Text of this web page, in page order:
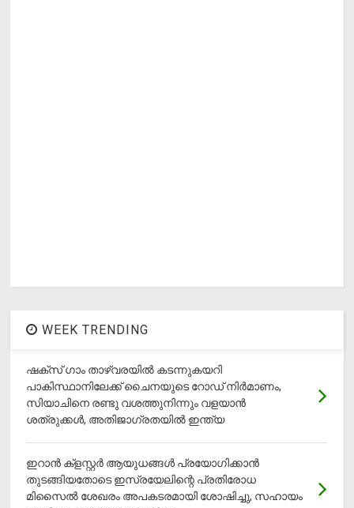
WEEK TRENDING
ഷക്സ് ​ഗാം താഴ്‌വരയിൽ കടന്നുകയറി
പാകിസ്ഥാനിലേക്ക് ചൈനയുടെ റോഡ് നിർമാണം,
സിയാചിനെ രണ്ടു വശത്തുനിന്നും വളയാൻ
ശത്രുക്കൾ, അതിജാ​ഗ്രതയിൽ ഇന്ത്യ
ഇറാന്‍ ക്‌ളസ്റ്റര്‍ ആയുധങ്ങള്‍ പ്രയോഗിക്കാന്‍
തുടങ്ങിയതോടെ ഇസ്രയേലിന്റെ പ്രതിരോധ
മിസൈല്‍ ശേഖരം അപകടരമായി ശോഷിച്ചു, സഹായം